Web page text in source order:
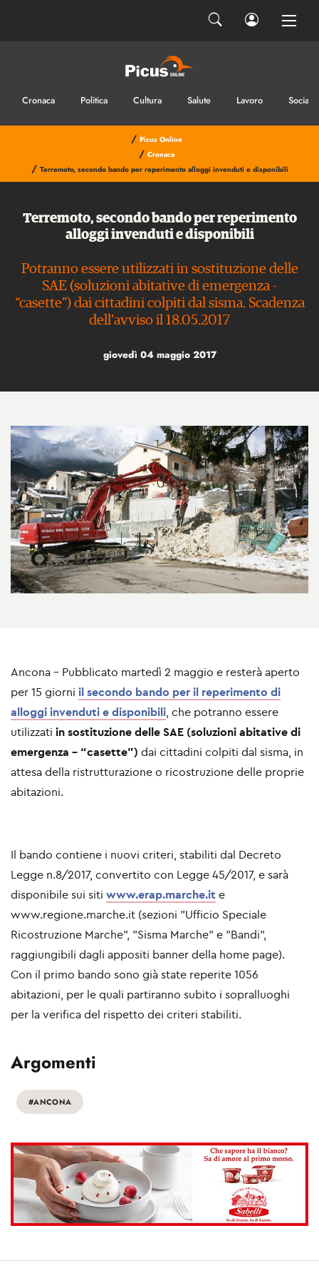
Cronaca Politica Cultura Salute Lavoro Sociale
/ Picus Online
/ Cronaca
/ Terremoto, secondo bando per reperimento alloggi invenduti e disponibili
Terremoto, secondo bando per reperimento
alloggi invenduti e disponibili
Potranno essere utilizzati in sostituzione delle
SAE (soluzioni abitative di emergenza -
“casette”) dai cittadini colpiti dal sisma. Scadenza
dell'avviso il 18.05.2017
giovedì 04 maggio 2017
Ancona - Pubblicato martedì 2 maggio e resterà aperto
per 15 giorni il secondo bando per il reperimento di
alloggi invenduti e disponibili, che potranno essere
utilizzati in sostituzione delle SAE (soluzioni abitative di
emergenza - “casette”) dai cittadini colpiti dal sisma, in
attesa della ristrutturazione o ricostruzione delle proprie
abitazioni.
Il bando contiene i nuovi criteri, stabiliti dal Decreto
Legge n.8/2017, convertito con Legge 45/2017, e sarà
disponibile sui siti www.erap.marche.it e
www.regione.marche.it (sezioni "Ufficio Speciale
Ricostruzione Marche", "Sisma Marche" e "Bandi",
raggiungibili dagli appositi banner della home page).
Con il primo bando sono già state reperite 1056
abitazioni, per le quali partiranno subito i sopralluoghi
per la verifica del rispetto dei criteri stabiliti.
Argomenti
#ANCONA